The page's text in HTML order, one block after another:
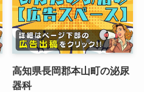
高知県長岡郡本山町の泌尿
器科